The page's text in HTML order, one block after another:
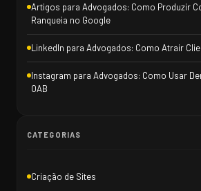
Artigos para Advogados: Como Produzir
Ranqueia no Google
LinkedIn para Advogados: Como Atrair
Instagram para Advogados: Como Usar
OAB
CATEGORIAS
Criação de Sites